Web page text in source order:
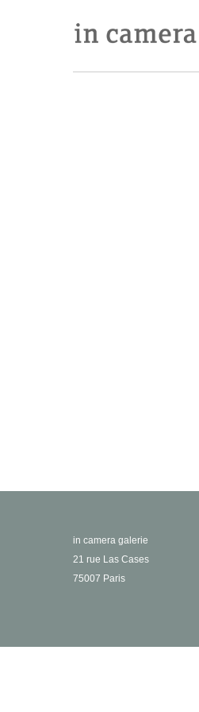
in camera galerie
21 rue Las Cases
75007 Paris